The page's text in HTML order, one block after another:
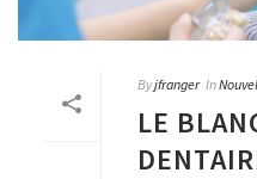
Byjfranger In
LE